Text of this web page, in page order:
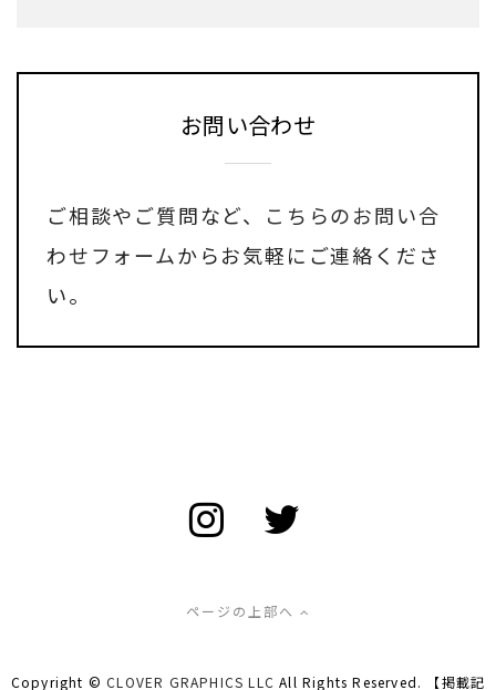
お問い合わせ
ご相談やご質問など、
こちらのお問い合
わせフォームからお気軽にご連絡くださ
い。
ページの上部へ
Copyright ©CLOVER GRAPHICS LLC All Rights Reserved. 【掲載記